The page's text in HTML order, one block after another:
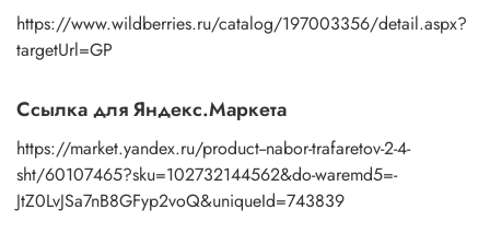
https://www.wildberries.ru/catalog/197003356/detail.aspx?
targetUrl=GP
Ссылка для Яндекс.Маркета
https://market.yandex.ru/product--nabor-trafaretov-2-4-
sht/60107465?sku=102732144562&do-waremd5=-
JtZ0LvJSa7nB8GFyp2voQ&uniqueId=743839